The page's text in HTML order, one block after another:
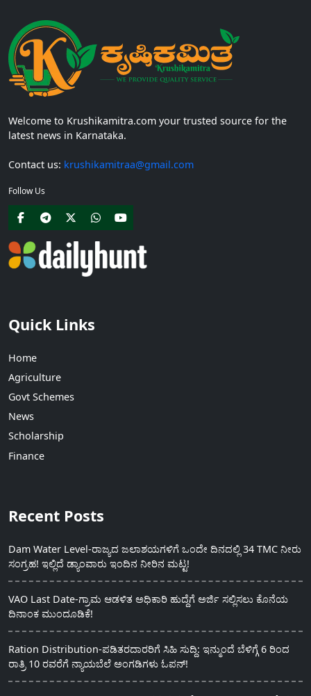
Welcome to Krushikamitra.com your trusted source for the
latest news in Karnataka.
Contact us: krushikamitraa@gmail.com
Follow Us
Quick Links
Home
Agriculture
Govt Schemes
News
Scholarship
Finance
Recent Posts
Dam Water Level-ರಾಜ್ಯದ ಜಲಾಶಯಗಳಿಗೆ ಒಂದೇ ದಿನದಲ್ಲಿ 34 TMC ನೀರು
ಸಂಗ್ರಹ! ಇಲ್ಲಿದೆ ಡ್ಯಾಂವಾರು ಇಂದಿನ ನೀರಿನ ಮಟ್ಟ!
VAO Last Date-ಗ್ರಾಮ ಆಡಳಿತ ಅಧಿಕಾರಿ ಹುದ್ದೆಗೆ ಅರ್ಜಿ ಸಲ್ಲಿಸಲು ಕೊನೆಯ
ದಿನಾಂಕ ಮುಂದೂಡಿಕೆ!
Ration Distribution-ಪಡಿತರದಾರರಿಗೆ ಸಿಹಿ ಸುದ್ದಿ: ಇನ್ಮುಂದೆ ಬೆಳಿಗ್ಗೆ 6 ರಿಂದ
ರಾತ್ರಿ 10 ರವರೆಗೆ ನ್ಯಾಯಬೆಲೆ ಅಂಗಡಿಗಳು ಓಪನ್!